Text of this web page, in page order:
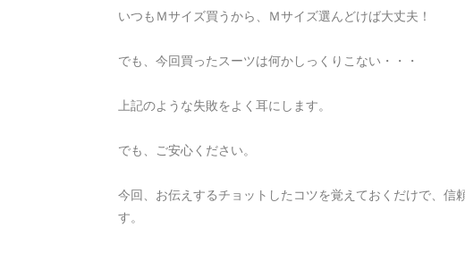
いつもＭサイズ買うから、Ｍサイズ選んどけば大丈夫！
でも、今回買ったスーツは何かしっくりこない・・・
上記のような失敗をよく耳にします。
でも、ご安心ください。
今回、お伝えするチョットしたコツを覚えておくだけで、信
す。